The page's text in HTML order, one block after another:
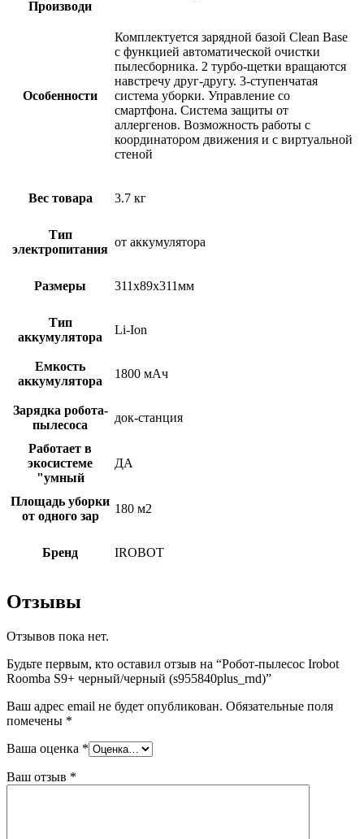
Производи
Особенности
Комплектуется зарядной базой Clean Base
с функцией автоматической очистки
пылесборника. 2 турбо-щетки вращаются
навстречу друг-другу. 3-ступенчатая
система уборки. Управление со
смартфона. Система защиты от
аллергенов. Возможность работы с
координатором движения и с виртуальной
стеной
Вес товара 3.7 кг
Тип
электропитания
от аккумулятора
Размеры 311x89x311мм
Тип
аккумулятора
Li-Ion
Емкость
аккумулятора
1800 мAч
Зарядка робота-
пылесоса
док-станция
Работает в
экосистеме
"умный
ДА
Площадь уборки
от одного зар
180 м2
Бренд IROBOT
Отзывы
Отзывов пока нет.
Будьте первым, кто оставил отзыв на “Робот-пылесос Irobot
Roomba S9+ черный/черный (s955840plus_rnd)”
Ваш адрес email не будет опубликован. Обязательные поля
помечены *
Ваша оценка *
Ваш отзыв *